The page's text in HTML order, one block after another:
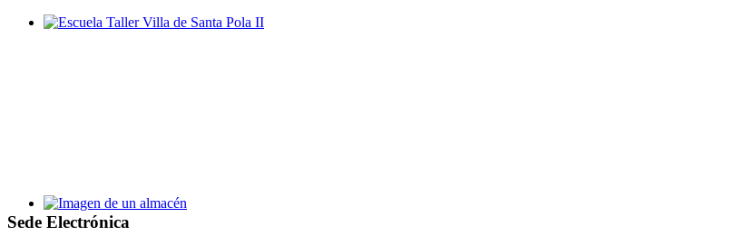
Taller de Empleo Villa de Santa Pola XV
Sede Electrónica